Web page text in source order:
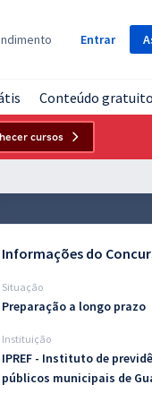
Entrar
Conteúdo gratuito
cursos
Informações do
Situação
Preparação a longo prazo
Instituição
IPREF - Instituto de
públicos municipais de